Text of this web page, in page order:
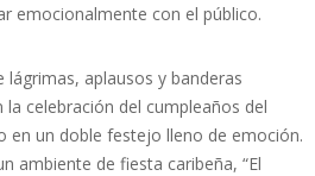
emocionalmente con el público.
aplausos y banderas
celebración del cumpleaños del
en un doble festejo lleno de emoción.
ambiente de fiesta caribeña, “El